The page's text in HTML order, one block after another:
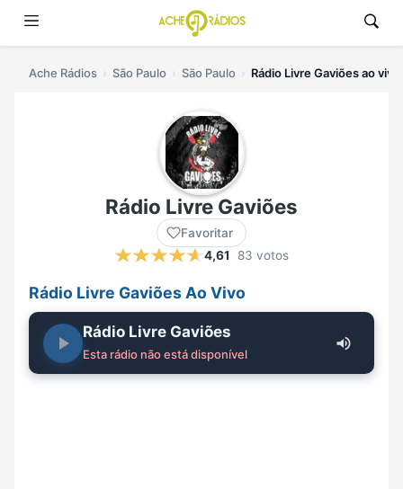
Ache Rádios São Paulo São Paulo Rádio Livre Gaviões ao vivo
Rádio Livre Gaviões
Favoritar
4,61
83 votos
Rádio Livre Gaviões Ao Vivo
Rádio Livre Gaviões
Esta rádio não está disponível